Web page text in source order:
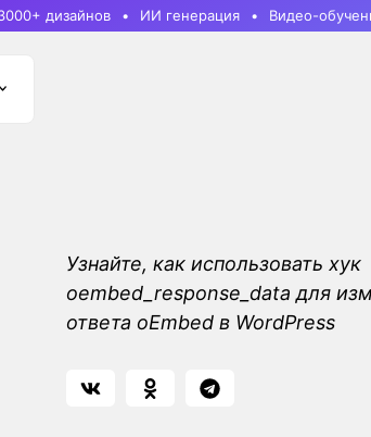
дизайнов ИИ генерация Видео-
Узнайте, как использовать хук
oembed_response_data для
ответа oEmbed в WordPress